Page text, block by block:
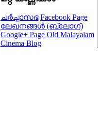
ചര്‍ച്ചാസഭ Facebook Page
ലേഖനങ്ങള്‍ (ബ്ലോഗ്)
Google+ Page Old Malayalam
Cinema Blog